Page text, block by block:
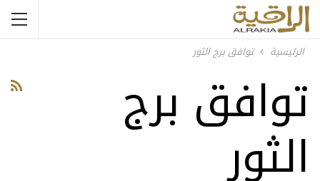
الرئيسية توافق برج الثور
توافق برج
الثور